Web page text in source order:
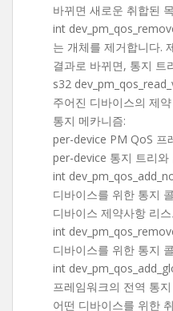
바뀌면 새로운 취합된
int
는 개체를 제거합니다.
결과로 바뀌면, 통지 트
s32
주어진 디바이스의 제
통지 메카니즘:
per-device PM QoS 프
per-device 통지 트리와
int
디바이스를 위한 통지
디바이스 제약사항 리
int
디바이스를 위한 통지
int
프레임워크의 전역 통
어떤 디바이스를 위한